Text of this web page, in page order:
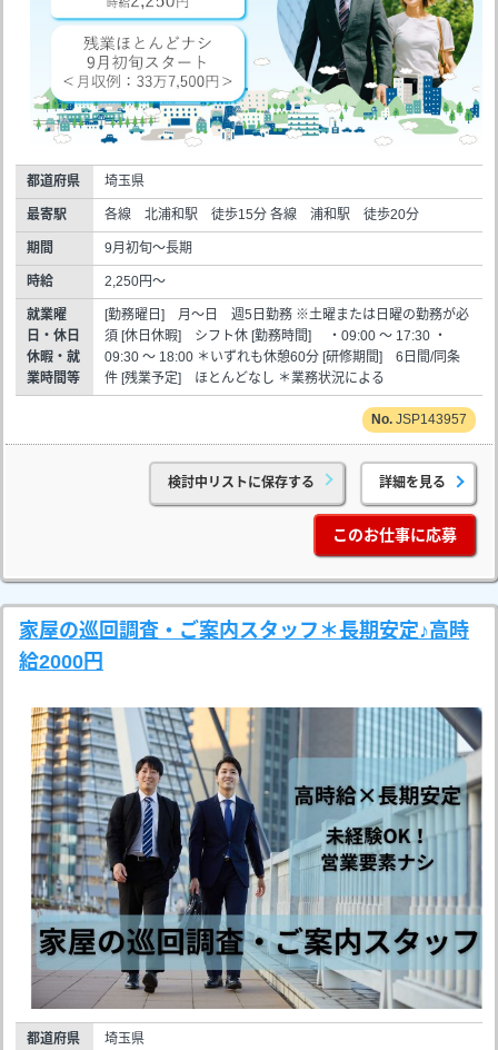
都道府県 埼玉県
最寄駅 各線 北浦和駅 徒歩15分 各線 浦和駅 徒歩20分
期間 9月初旬～長期
時給 2,250円～
就業曜
日・休日
休暇・就
業時間等
[勤務曜日] 月～日 週5日勤務 ※土曜または日曜の勤務が必
須 [休日休暇] シフト休 [勤務時間] ・09:00 ～ 17:30 ・
09:30 ～ 18:00 ＊いずれも休憩60分 [研修期間] 6日間/同条
件 [残業予定] ほとんどなし ＊業務状況による
JSP143957
検討中リストに保存する 詳細を見る
このお仕事に応募
家屋の巡回調査・ご案内スタッフ＊長期安定♪高時
給2000円
都道府県 埼玉県